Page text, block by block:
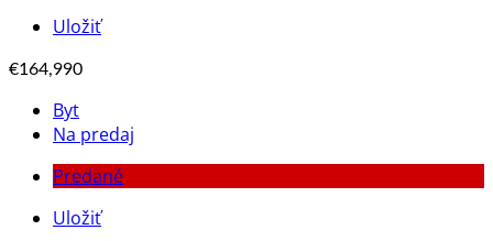
Uložiť
€164,990
Byt
Na predaj
Predané
Uložiť